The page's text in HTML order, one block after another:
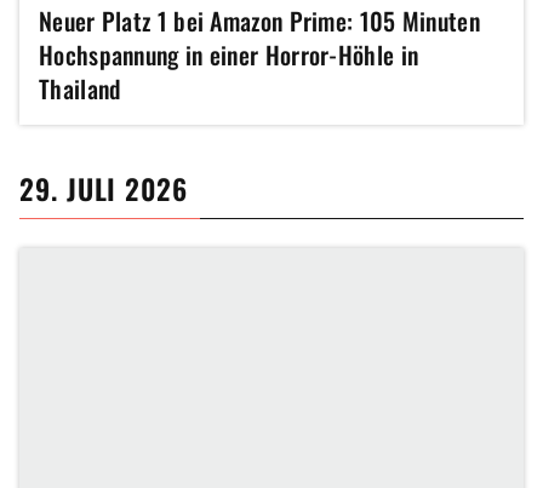
Neuer Platz 1 bei Amazon Prime: 105 Minuten
Hochspannung in einer Horror-Höhle in
Thailand
29. JULI 2026